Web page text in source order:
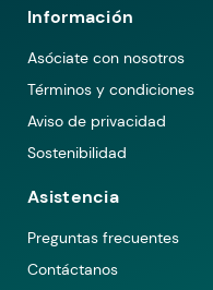
Información
Asóciate con nosotros
Términos y condiciones
Aviso de privacidad
Sostenibilidad
Asistencia
Preguntas frecuentes
Contáctanos